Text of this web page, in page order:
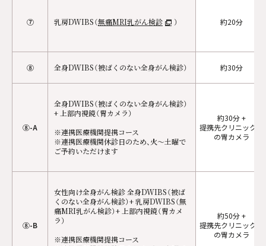
⑦ 乳房DWIBS（無痛MRI乳がん検診 ） 約20分
⑧ 全身DWIBS（被ばくのない全身がん検診） 約30分
⑧-A
全身DWIBS（被ばくのない全身がん検診）
+ 上部内視鏡（胃カメラ）
※連携医療機関提携コース
※連携医療機関休診日のため、火～土曜で
ご予約いただけます
約30分 +
提携先クリニックで
の胃カメラ
⑧-B
女性向け全身がん検診 全身DWIBS（被ば
くのない全身がん検診）+ 乳房DWIBS（無
痛MRI乳がん検診）+ 上部内視鏡（胃カメ
ラ）
※連携医療機関提携コース
約50分 +
提携先クリニックで
の胃カメラ